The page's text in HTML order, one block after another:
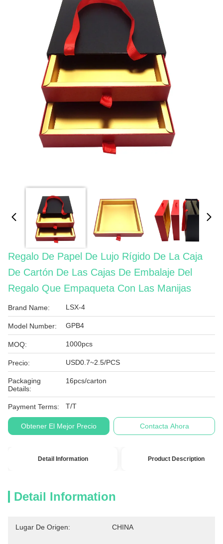
Regalo De Papel De Lujo Rígido De La Caja
De Cartón De Las Cajas De Embalaje Del
Regalo Que Empaqueta Con Las Manijas
Brand Name: LSX-4
Model Number: GPB4
MOQ: 1000pcs
Precio: USD0.7~2.5/PCS
Packaging
Details:
16pcs/carton
Payment Terms: T/T
Obtener El Mejor Precio Contacta Ahora
Detail Information Product Description
Detail Information
Lugar De Origen: CHINA